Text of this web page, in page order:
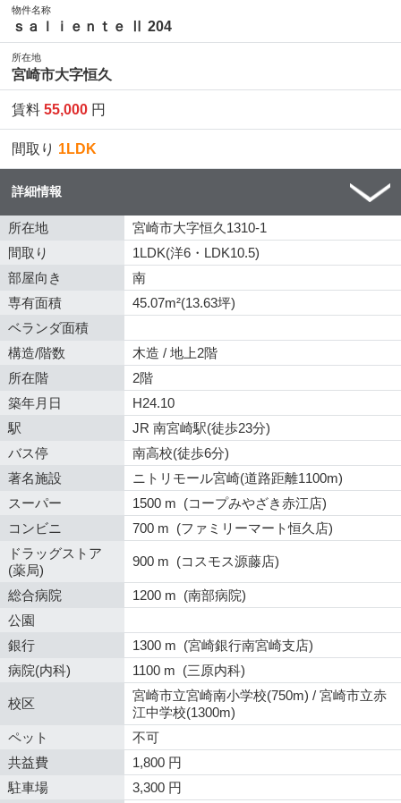
物件名称
ｓａｌｉｅｎｔｅ Ⅱ 204
所在地
宮崎市大字恒久
賃料55,000 円
間取り 1LDK
詳細情報
所在地
宮崎市大字恒久1310-1
間取り
1LDK(洋6・LDK10.5)
部屋向き
南
専有面積
45.07m²(13.63坪)
ベランダ面積
構造/階数
木造 / 地上2階
所在階
2階
築年月日
H24.10
駅
JR 南宮崎駅(徒歩23分)
バス停
南高校(徒歩6分)
著名施設
ニトリモール宮崎(道路距離1100m)
スーパー
1500 m (コープみやざき赤江店)
コンビニ
700 m (ファミリーマート恒久店)
ドラッグストア
(薬局)
900 m (コスモス源藤店)
総合病院
1200 m (南部病院)
公園
銀行
1300 m (宮崎銀行南宮崎支店)
病院(内科)
1100 m (三原内科)
校区
宮崎市立宮崎南小学校(750m) / 宮崎市立赤
江中学校(1300m)
ペット
不可
共益費
1,800 円
駐車場
3,300 円